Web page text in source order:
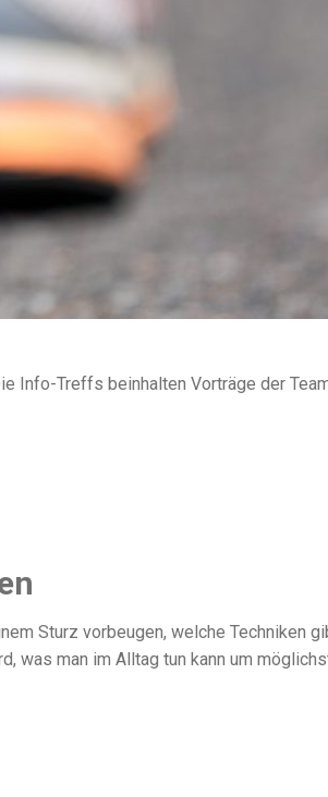
Info-Treffs beinhalten Vorträge der
Sturz vorbeugen, welche Techniken
was man im Alltag tun kann um